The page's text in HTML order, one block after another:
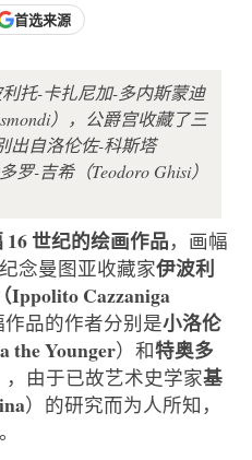
首选来源
托-卡扎尼加-多内斯蒙迪
），公爵宫收藏了三
出自洛伦佐-科斯塔
罗-吉希（Teodoro Ghisi）
16 世纪的绘画作品，画幅
念曼图亚收藏家伊波利
Ippolito Cazzaniga
品的作者分别是小洛伦
the Younger）和特奥多
，由于已故艺术史学家基
）的研究而为人所知，